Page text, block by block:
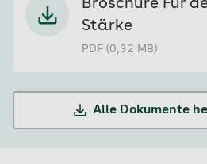
Broschüre Für
Stärke
PDF (0,32 MB)
Alle Dokumente